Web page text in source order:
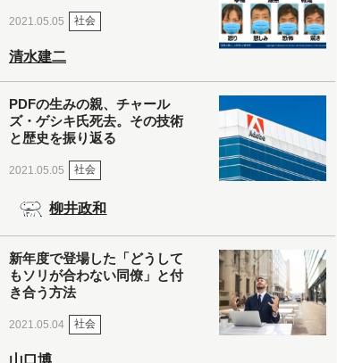
2021.05.05 社会
清水建二
PDFの生みの親、チャール
ズ・ゲシキ氏死去。その技術
と歴史を振り返る
2021.05.05 社会
柳井政和
新年度で登場した「どうして
もソリが合わない同僚」と付
き合う方法
2021.05.04 社会
山口博